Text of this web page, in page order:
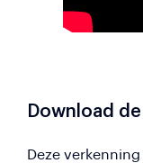
Download
Deze